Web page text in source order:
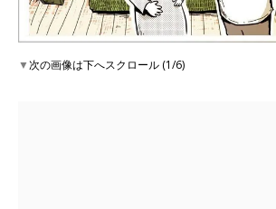
▼次の画像は下へスクロール (1/6)